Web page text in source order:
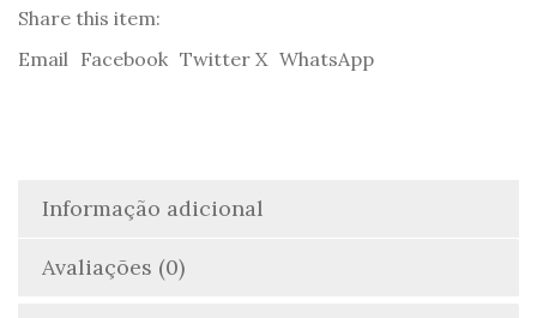
Share this item:
Email Facebook Twitter X WhatsApp
Informação adicional
Avaliações (0)